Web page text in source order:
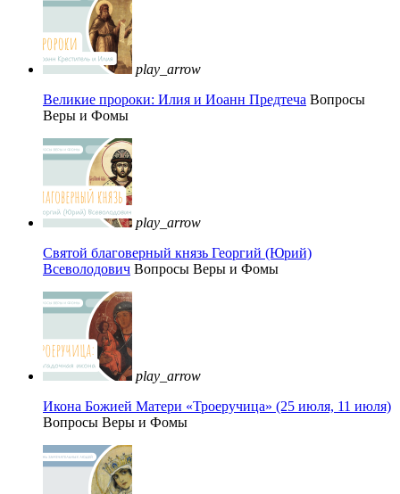
play_arrow
Великие пророки: Илия и Иоанн Предтеча Вопросы
Веры и Фомы
play_arrow
Святой благоверный князь Георгий (Юрий)
Всеволодович Вопросы Веры и Фомы
play_arrow
Икона Божией Матери «Троеручица» (25 июля, 11 июля)
Вопросы Веры и Фомы